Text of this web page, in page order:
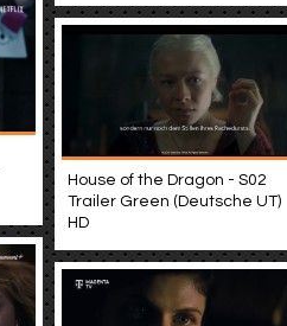
House of the Dragon - S02
Trailer Green (Deutsche UT)
HD